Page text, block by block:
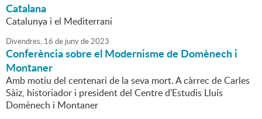
Catalana
Catalunya i el Mediterrani
Divendres, 16 de junyde2023
Conferència sobre el Modernisme de Domènech i
Montaner
Amb motiu del centenari de la seva mort. A càrrec de Carles
Sàiz, historiador i president del Centre d'Estudis Lluís
Domènech i Montaner